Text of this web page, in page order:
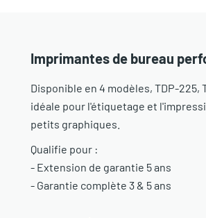
Imprimantes de bureau
Disponible en 4 modèles, TDP-225,
idéale pour l'étiquetage et
petits graphiques.
Qualifie pour :
- Extension de garantie 5 ans
- Garantie complète 3 & 5 ans